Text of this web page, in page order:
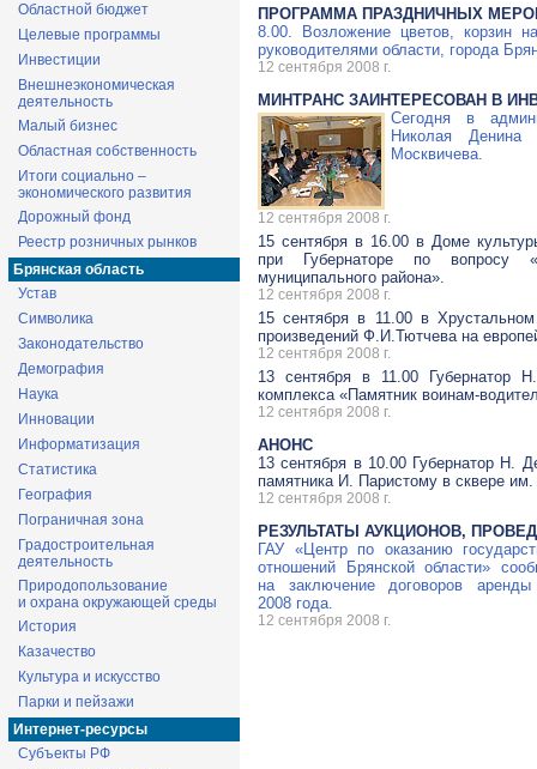
Областной бюджет
Целевые программы
Инвестиции
Внешнеэкономическая
деятельность
Малый бизнес
Областная собственность
Итоги социально –
экономического развития
Дорожный фонд
Реестр розничных рынков
Брянская область
Устав
Символика
Законодательство
Демография
Наука
Инновации
Информатизация
Статистика
География
Пограничная зона
Градостроительная
деятельность
Природопользование
и охрана окружающей среды
История
Казачество
Культура и искусство
Парки и пейзажи
Интернет-ресурсы
Субъекты РФ
ПРОГРАММА ПРАЗДНИЧНЫХ
8.00. Возложение цветов, корзин
руководителями области, города
12 сентября 2008 г.
МИНТРАНС ЗАИНТЕРЕСОВАН В
Сегодня в
Николая Денина
Москвичева.
12 сентября 2008 г.
15 сентября в 16.00 в Доме
при Губернаторе по вопросу
муниципального района».
12 сентября 2008 г.
15 сентября в 11.00 в
произведений Ф.И.Тютчева на
12 сентября 2008 г.
13 сентября в 11.00 Губернатор
комплекса «Памятник воинам-
12 сентября 2008 г.
АНОНС
13 сентября в 10.00 Губернатор Н.
памятника И. Паристому в сквере
12 сентября 2008 г.
РЕЗУЛЬТАТЫ АУКЦИОНОВ,
ГАУ «Центр по оказанию
отношений Брянской области»
на заключение договоров
2008 года.
12 сентября 2008 г.